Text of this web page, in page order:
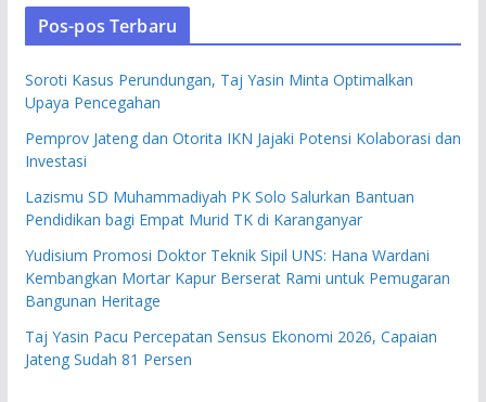
Pos-pos Terbaru
Soroti Kasus Perundungan, Taj Yasin Minta Optimalkan
Upaya Pencegahan
Pemprov Jateng dan Otorita IKN Jajaki Potensi Kolaborasi dan
Investasi
Lazismu SD Muhammadiyah PK Solo Salurkan Bantuan
Pendidikan bagi Empat Murid TK di Karanganyar
Yudisium Promosi Doktor Teknik Sipil UNS: Hana Wardani
Kembangkan Mortar Kapur Berserat Rami untuk Pemugaran
Bangunan Heritage
Taj Yasin Pacu Percepatan Sensus Ekonomi 2026, Capaian
Jateng Sudah 81 Persen